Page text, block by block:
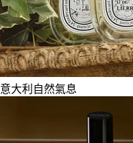
意大利自然氣息